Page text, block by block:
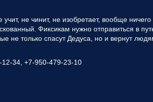
не чинит, не изобретает, вообще
Фиксикам нужно отправиться в
не только спасут Дедуса, но и вернут
34, +7-950-479-23-10